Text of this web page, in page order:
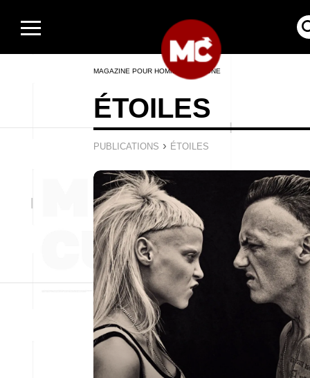
MAGAZINE POUR HOMMES EN LIGNE
ÉTOILES
PUBLICATIONS › ÉTOILES